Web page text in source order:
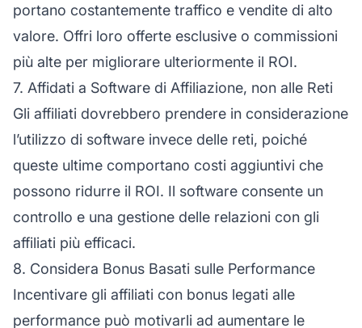
portano costantemente traffico e vendite di alto
valore. Offri loro offerte esclusive o commissioni
più alte per migliorare ulteriormente il ROI.
7. Affidati a Software di Affiliazione, non alle Reti
Gli affiliati dovrebbero prendere in considerazione
l’utilizzo di software invece delle reti, poiché
queste ultime comportano costi aggiuntivi che
possono ridurre il ROI. Il software consente un
controllo e una gestione delle relazioni con gli
affiliati più efficaci.
8. Considera Bonus Basati sulle Performance
Incentivare gli affiliati con bonus legati alle
performance può motivarli ad aumentare le